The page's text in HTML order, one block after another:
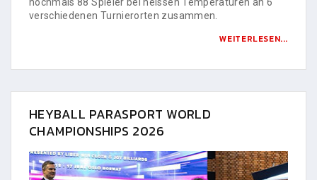
verschiedenen Turnierorten zusammen.
WEITERLESEN...
HEYBALL PARASPORT WORLD
CHAMPIONSHIPS 2026